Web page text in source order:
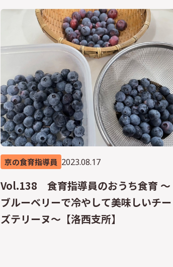
京の食育指導員 2023.08.17
Vol.138 食育指導員のおうち食育 ～
ブルーベリーで冷やして美味しいチー
ズテリーヌ～【洛西支所】